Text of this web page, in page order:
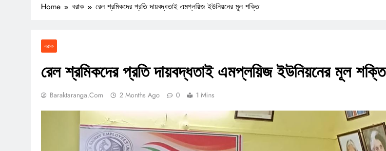
Home বরাক রেল শ্রমিকদের প্রতি দায়বদ্ধতাই এমপ্লয়িজ ইউনিয়নের মূল শক্তি
বরাক
রেল শ্রমিকদের প্রতি দায়বদ্ধতাই এমপ্লয়িজ ইউনিয়নের মূল শক্তি
Baraktaranga.com 2 Months Ago 0 1 Mins